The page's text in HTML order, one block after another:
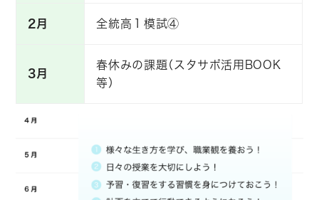
2月 全統高１模試④
3月
春休みの課題（スタサポ活用BOOK
等）